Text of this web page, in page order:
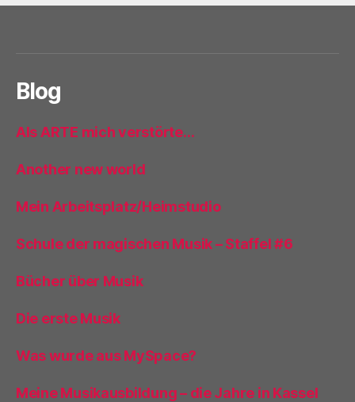
Blog
Als ARTE mich verstörte…
Another new world
Mein Arbeitsplatz/Heimstudio
Schule der magischen Musik – Staffel #6
Bücher über Musik
Die erste Musik
Was wurde aus MySpace?
Meine Musikausbildung – die Jahre in Kassel